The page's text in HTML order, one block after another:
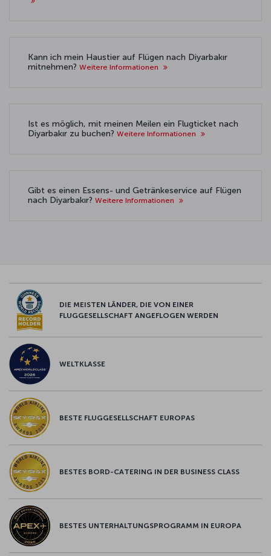
Kann ich mein Haustier auf Flügen nach Diyarbakır
mitnehmen? Weitere Informationen
Ist es möglich, mit meinen Meilen ein Flugticket nach
Diyarbakır zu buchen? Weitere Informationen
Gibt es einen Essens- und Getränkeservice auf Flügen
nach Diyarbakır? Weitere Informationen
DIE MEISTEN LÄNDER, DIE VON EINER
FLUGGESELLSCHAFT ANGEFLOGEN WERDEN
WELTKLASSE
BESTE FLUGGESELLSCHAFT EUROPAS
BESTES BORD-CATERING IN DER BUSINESS CLASS
BESTES UNTERHALTUNGSPROGRAMM IN EUROPA